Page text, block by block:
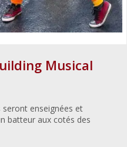
Musical
seront enseignées et
batteur aux cotés des